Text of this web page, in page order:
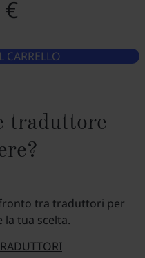
€
traduttore
tra traduttori per
la tua scelta.